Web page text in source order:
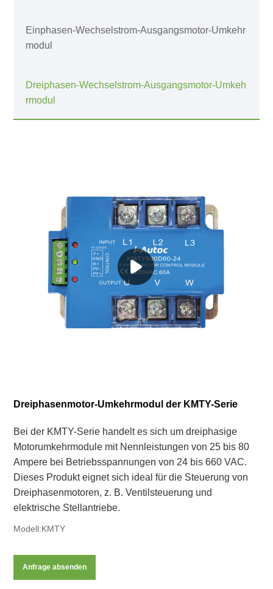
Einphasen-Wechselstrom-Ausgangsmotor-Umkehr
modul
Dreiphasen-Wechselstrom-Ausgangsmotor-Umkeh
rmodul
Dreiphasenmotor-Umkehrmodul der KMTY-Serie
Bei der KMTY-Serie handelt es sich um dreiphasige
Motorumkehrmodule mit Nennleistungen von 25 bis 80
Ampere bei Betriebsspannungen von 24 bis 660 VAC.
Dieses Produkt eignet sich ideal für die Steuerung von
Dreiphasenmotoren, z. B. Ventilsteuerung und
elektrische Stellantriebe.
Modell:KMTY
Anfrage absenden